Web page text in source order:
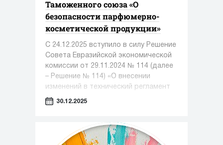
Таможенного союза «О
безопасности парфюмерно-
косметической продукции»
С 24.12.2025 вступило в силу Решение
Совета Евразийской экономической
комиссии от 29.11.2024 № 114 (далее
– Решение № 114) «О внесении
изменений в технический регламент
Таможенного союза «О безопасности
30.12.2025